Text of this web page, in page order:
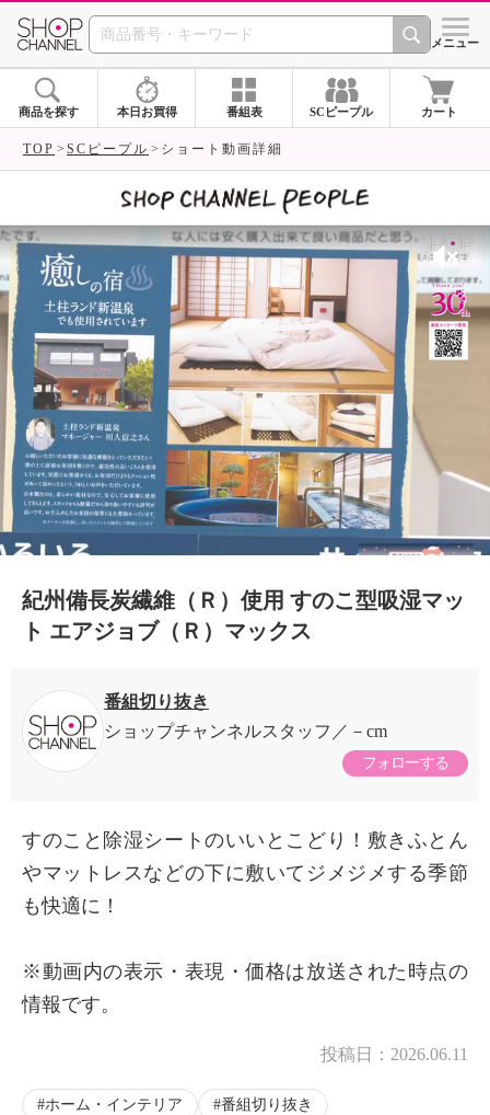
SHOP CHANNEL シメニュー
商品を探す 本日お買得 番組表 SCピープル カート
TOP SCピープル ショート動画詳細
×
紀州備長炭繊維（Ｒ）使用 すのこ型吸湿マッ
ト エアジョブ（Ｒ）マックス
番組切り抜き
ショップチャンネルスタッフ
－cm
フォローする
すのこと除湿シートのいいとこどり！敷きふとん
やマットレスなどの下に敷いてジメジメする季節
も快適に！
※動画内の表示・表現・価格は放送された時点の
情報です。
投稿日： 2026.06.11
ホーム・インテリア 番組切り抜き